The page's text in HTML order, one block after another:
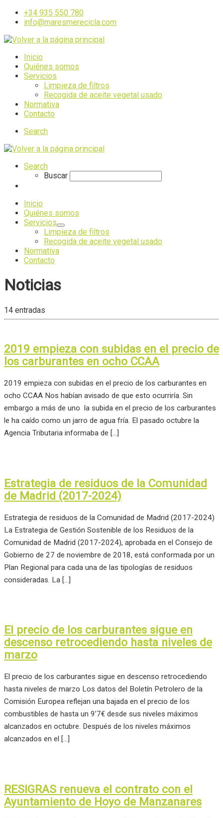
+34 935 550 780
info@maresmerecicla.com
Inicio
Quiénes somos
Servicios
Limpieza de filtros
Recogida de aceite vegetal usado
Normativa
Contacto
Search
Search
Buscar
Inicio
Quiénes somos
Servicios
Limpieza de filtros
Recogida de aceite vegetal usado
Normativa
Contacto
Noticias
14 entradas
2019 empieza con subidas en el precio de
los carburantes en ocho CCAA
2019 empieza con subidas en el precio de los carburantes en
ocho CCAA Nos habían avisado de que esto ocurriría. Sin
embargo a más de uno la subida en el precio de los carburantes
le ha caído como un jarro de agua fría. El pasado octubre la
Agencia Tributaria informaba de […]
Estrategia de residuos de la Comunidad
de Madrid (2017-2024)
Estrategia de residuos de la Comunidad de Madrid (2017-2024)
La Estrategia de Gestión Sostenible de los Residuos de la
Comunidad de Madrid (2017-2024), aprobada en el Consejo de
Gobierno de 27 de noviembre de 2018, está conformada por un
Plan Regional para cada una de las tipologías de residuos
consideradas. La […]
El precio de los carburantes sigue en
descenso retrocediendo hasta niveles de
marzo
El precio de los carburantes sigue en descenso retrocediendo
hasta niveles de marzo Los datos del Boletín Petrolero de la
Comisión Europea reflejan una bajada en el precio de los
combustibles de hasta un 9’7€ desde sus niveles máximos
alcanzados en octubre. Después de los niveles máximos
alcanzados en el […]
RESIGRAS renueva el contrato con el
Ayuntamiento de Hoyo de Manzanares